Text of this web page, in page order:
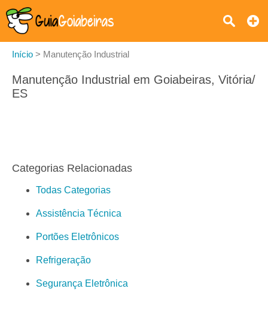
Início > Manutenção Industrial
Manutenção Industrial em Goiabeiras, Vitória/
ES
Categorias Relacionadas
Todas Categorias
Assistência Técnica
Portões Eletrônicos
Refrigeração
Segurança Eletrônica